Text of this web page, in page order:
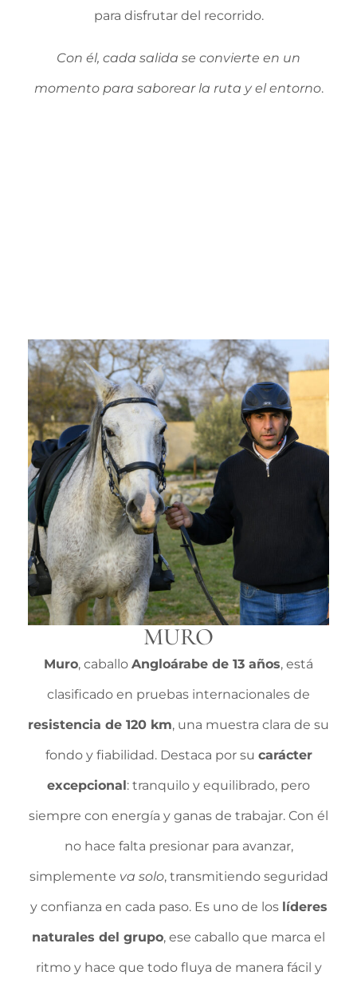
para disfrutar del recorrido.
Con él, cada salida se convierte en un
momento para saborear la ruta y el entorno.
MURO
Muro, caballo Angloárabe de 13 años, está
clasificado en pruebas internacionales de
resistencia de 120 km, una muestra clara de su
fondo y fiabilidad. Destaca por su carácter
excepcional: tranquilo y equilibrado, pero
siempre con energía y ganas de trabajar. Con él
no hace falta presionar para avanzar,
simplemente va solo, transmitiendo seguridad
y confianza en cada paso. Es uno de los líderes
naturales del grupo, ese caballo que marca el
ritmo y hace que todo fluya de manera fácil y